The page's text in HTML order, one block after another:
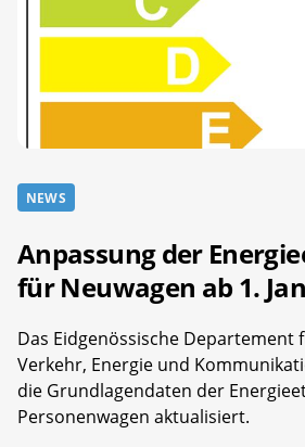
NEWS
Anpassung der
für Neuwagen ab 1.
Das Eidgenössische Departement
Verkehr, Energie und
die Grundlagendaten der
Personenwagen aktualisiert.